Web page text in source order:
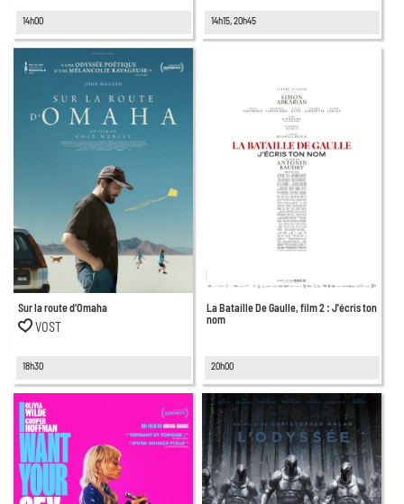
14h00 14h15, 20h45
Sur la route d’Omaha
VOST
18h30
La Bataille De Gaulle, film 2 : J'écris ton
nom
20h00